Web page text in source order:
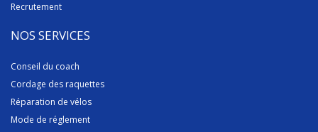
Recrutement
NOS SERVICES
Conseil du coach
Cordage des raquettes
Réparation de vélos
Mode de réglement